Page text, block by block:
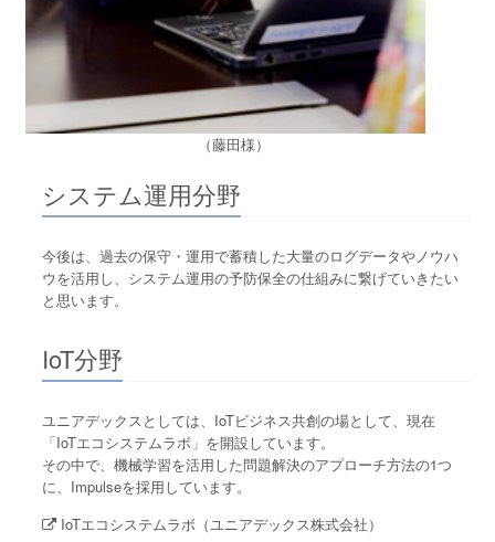
（藤田様）
システム運用分野
今後は、過去の保守・運用で蓄積した大量のログデータやノウハ
ウを活用し、システム運用の予防保全の仕組みに繋げていきたい
と思います。
IoT分野
ユニアデックスとしては、IoTビジネス共創の場として、現在
「IoTエコシステムラボ」を開設しています。
その中で、機械学習を活用した問題解決のアプローチ方法の1つ
に、Impulseを採用しています。
IoTエコシステムラボ（ユニアデックス株式会社）